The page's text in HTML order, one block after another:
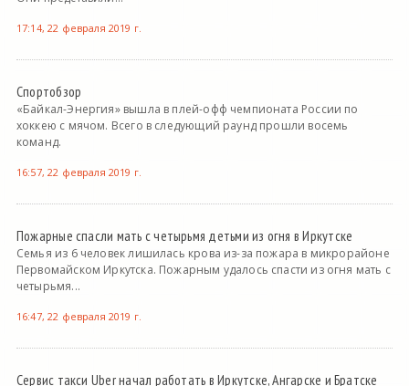
17:14, 22 февраля 2019 г.
Спортобзор
«Байкал-Энергия» вышла в плей-офф чемпионата России по
хоккею с мячом. Всего в следующий раунд прошли восемь
команд.
16:57, 22 февраля 2019 г.
Пожарные спасли мать с четырьмя детьми из огня в Иркутске
Семья из 6 человек лишилась крова из-за пожара в микрорайоне
Первомайском Иркутска. Пожарным удалось спасти из огня мать с
четырьмя...
16:47, 22 февраля 2019 г.
Сервис такси Uber начал работать в Иркутске, Ангарске и Братске